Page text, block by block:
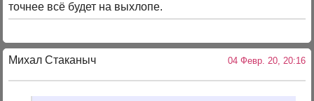
точнее всё будет на выхлопе.
Михал Стаканыч 04 Февр. 20, 20:16